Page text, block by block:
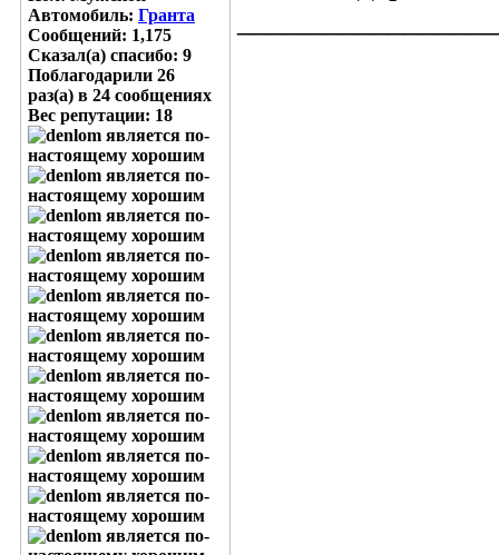
Автомобиль: Гранта
Сообщений: 1,175
Сказал(а) спасибо: 9
Поблагодарили 26
раз(а) в 24 сообщениях
Вес репутации: 18